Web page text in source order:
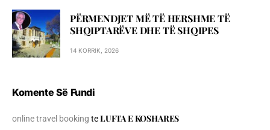
PËRMENDJET MË TË HERSHME TË
SHQIPTARËVE DHE TË SHQIPES
14 KORRIK, 2026
Komente Së Fundi
online travel booking teLUFTA E KOSHARES